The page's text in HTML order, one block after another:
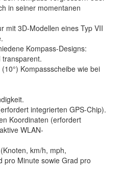
in seiner momentanen
mit 3D-Modellen eines Typ VII
Kompass-Designs:
Kompassscheibe wie bei
integrierten GPS-Chip).
Koordinaten (erfordert
WLAN-
km/h, mph,
pro Minute sowie Grad pro